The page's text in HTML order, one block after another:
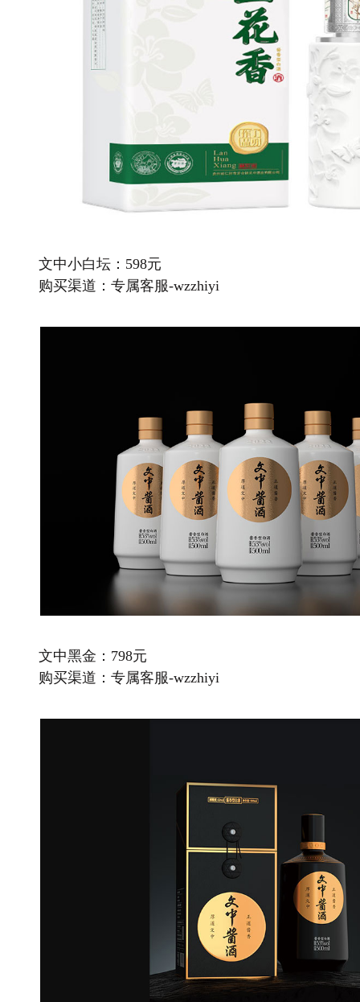
文中小白坛：598元
购买渠道：专属客服-wzzhiyi
文中黑金：798元
购买渠道：专属客服-wzzhiyi